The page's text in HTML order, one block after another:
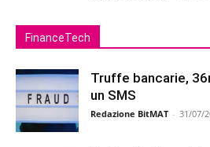
FinanceTech
Truffe bancarie,
un SMS
Redazione BitMAT - 31/07/